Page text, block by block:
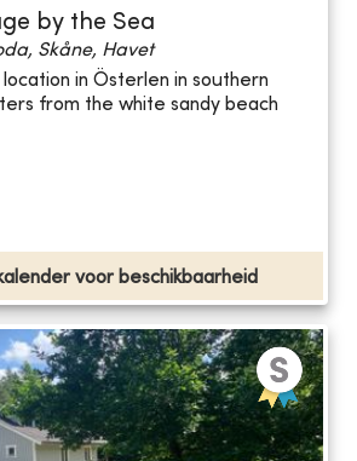
by the Sea
Skåne, Havet
in Österlen in southern
from the white sandy beach
voor beschikbaarheid